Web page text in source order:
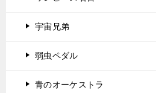
宇宙兄弟
弱虫ペダル
青のオーケストラ